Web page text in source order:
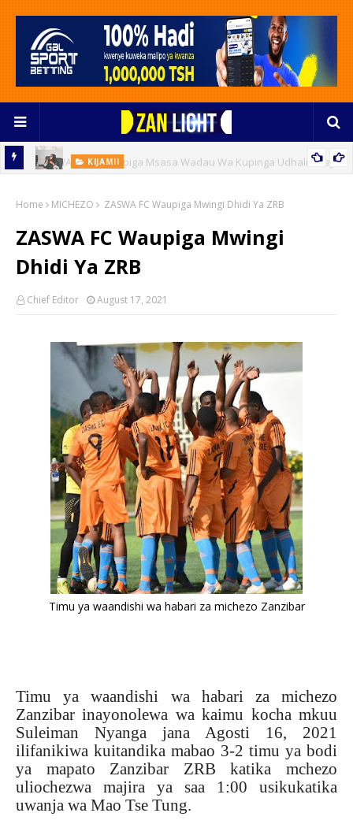
KIJAMII
Udhalilishaji Zanzibar
Home MICHEZO ZASWA FC Waupiga Mwingi Dhidi Ya ZRB
ZASWA FC Waupiga Mwingi
Dhidi Ya ZRB
Chief Editor August 17, 2021
Timu ya waandishi wa habari za michezo Zanzibar
Timu ya waandishi wa habari za michezo
Zanzibar inayonolewa wa kaimu kocha mkuu
Suleiman Nyanga jana Agosti 16, 2021
ilifanikiwa kuitandika mabao 3-2 timu ya bodi
ya mapato Zanzibar ZRB katika mchezo
uliochezwa majira ya saa 1:00 usikukatika
uwanja wa Mao Tse Tung.